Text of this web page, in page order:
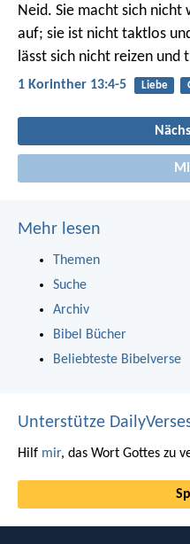
Neid. Sie macht sich
auf; sie ist nicht taktlos
lässt sich nicht reizen und
1 Korinther 13:4-5 Liebe
Mehr lesen
Themen
Suche
Archiv
Bibel Bücher
Beliebteste Bibelverse
Unterstütze
Hilf mir, das Wort Gottes zu